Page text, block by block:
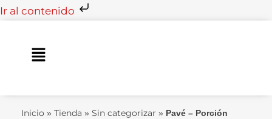
Ir al contenido
Ir
contenido
Main
Inicio » Tienda » Sin categorizar » Pavé – Porción